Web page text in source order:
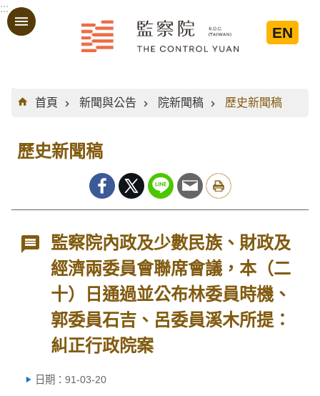
跳到主要內容區塊
:::
EN
:::
首頁
新聞與公告 院新聞稿 歷史新聞稿
歷史新聞稿
監察院內政及少數民族、財政及
經濟兩委員會聯席會議，本（二
十）日通過並公布林委員時機、
郭委員石吉、呂委員溪木所提：
糾正行政院案
日期：91-03-20